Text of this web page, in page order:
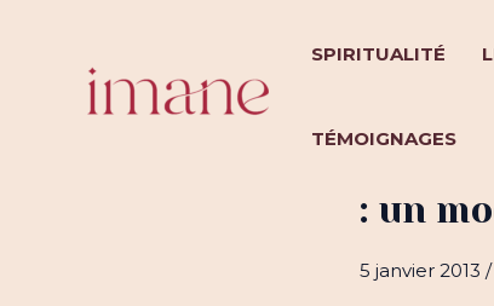
SPIRITUALITÉ
TÉMOIGNAGES
Abu
: un
5 janvier 2013